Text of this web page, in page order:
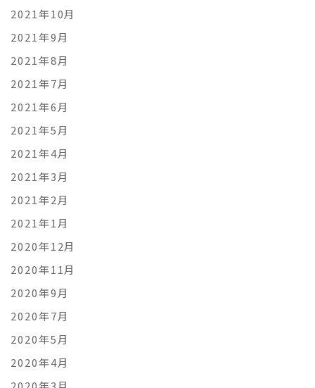
2021年10月
2021年9月
2021年8月
2021年7月
2021年6月
2021年5月
2021年4月
2021年3月
2021年2月
2021年1月
2020年12月
2020年11月
2020年9月
2020年7月
2020年5月
2020年4月